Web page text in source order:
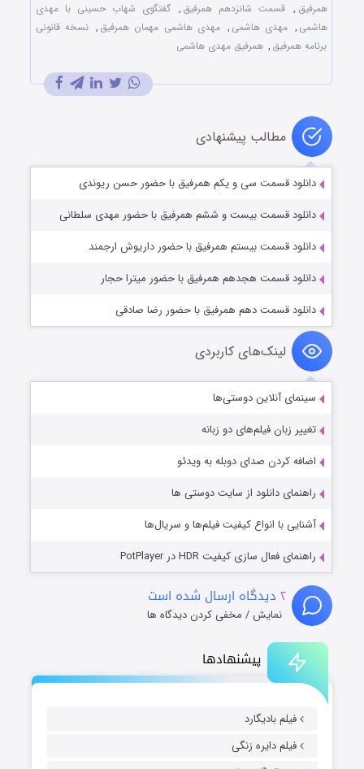
پیشنهادها
فیلم بادیگارد
فیلم دایره زنگی
همرفیق , قسمت شانزدهم همرفیق , گفتگوی شهاب حسینی با مهدی
هاشمی , مهدی هاشمی , مهدی هاشمی مهمان همرفیق , نسخه قانونی
برنامه همرفیق , همرفیق مهدی هاشمی
مطالب پیشنهادی
دانلود قسمت سی و یکم همرفیق با حضور حسن ریوندی
دانلود قسمت بیست و ششم همرفیق با حضور مهدی سلطانی
دانلود قسمت بیستم همرفیق با حضور داریوش ارجمند
دانلود قسمت هجدهم همرفیق با حضور میترا حجار
دانلود قسمت دهم همرفیق با حضور رضا صادقی
لینک‌های کاربردی
سینمای آنلاین دوستی‌ها
تغییر زبان فیلم‌های دو زبانه
اضافه کردن صدای دوبله به ویدئو
راهنمای دانلود از سایت دوستی ها
آشنایی با انواع کیفیت فیلم‌ها و سریال‌ها
راهنمای فعال سازی کیفیت HDR در PotPlayer
۲ دیدگاه ارسال شده است
نمایش / مخفی کردن دیدگاه ها